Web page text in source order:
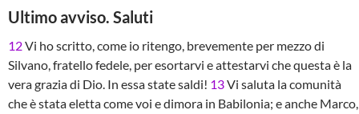
Ultimo avviso. Saluti
12Vi ho scritto, come io ritengo, brevemente per mezzo di
Silvano, fratello fedele, per esortarvi e attestarvi che questa è la
vera grazia di Dio. In essa state saldi! 13Vi saluta la comunità
che è stata eletta come voi e dimora in Babilonia; e anche Marco,